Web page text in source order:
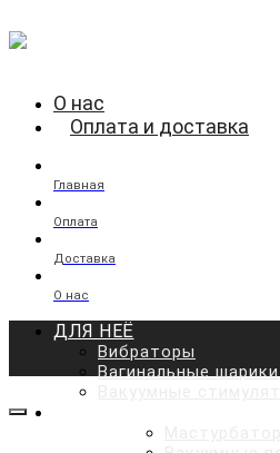
О нас
Оплата и доставка
Главная
Оплата
Доставка
О нас
ДЛЯ НЕЁ
Вибраторы
Вагинальные шарики